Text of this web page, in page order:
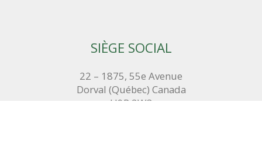
SIÈGE SOCIAL
22 – 1875, 55e Avenue
Dorval (Québec) Canada
H9P 2W3